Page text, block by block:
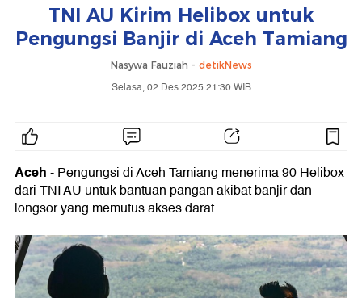
TNI AU Kirim Helibox untuk
Pengungsi Banjir di Aceh Tamiang
Nasywa Fauziah - detikNews
Selasa, 02 Des 2025 21:30 WIB
Aceh- Pengungsi di Aceh Tamiang menerima 90 Helibox
dari TNI AU untuk bantuan pangan akibat banjir dan
longsor yang memutus akses darat.